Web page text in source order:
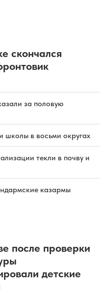
скончался
за половую
школы в восьми округах
текли в почву и
казармы
после проверки
детские